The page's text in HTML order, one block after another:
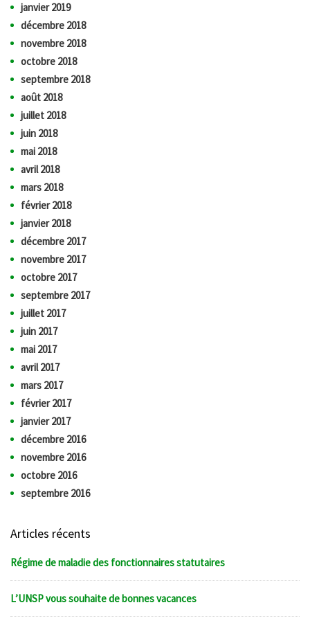
janvier 2019
décembre 2018
novembre 2018
octobre 2018
septembre 2018
août 2018
juillet 2018
juin 2018
mai 2018
avril 2018
mars 2018
février 2018
janvier 2018
décembre 2017
novembre 2017
octobre 2017
septembre 2017
juillet 2017
juin 2017
mai 2017
avril 2017
mars 2017
février 2017
janvier 2017
décembre 2016
novembre 2016
octobre 2016
septembre 2016
Articles récents
Régime de maladie des fonctionnaires statutaires
L’UNSP vous souhaite de bonnes vacances